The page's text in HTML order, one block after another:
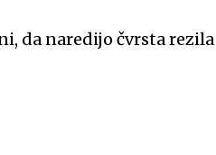
da naredijo čvrsta rezila